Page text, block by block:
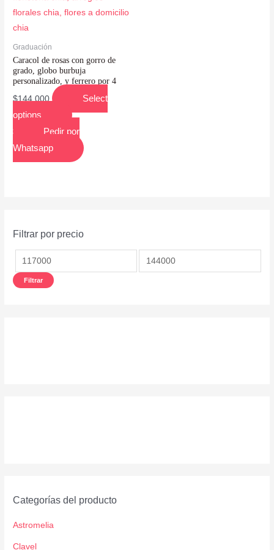
Graduación
Caracol de rosas con gorro de
grado, globo burbuja
personalizado, y ferrero por 4
$144,000
Select
options
Pedir por
Whatsapp
Filtrar por precio
Filtrar
Categorías del producto
Astromelia
Clavel